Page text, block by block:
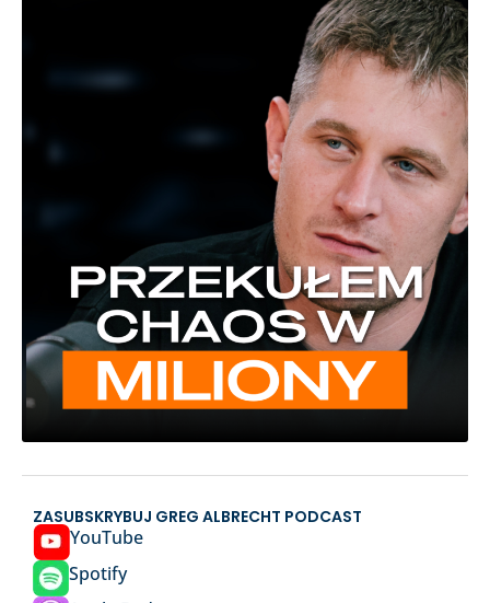
ZASUBSKRYBUJ GREG ALBRECHT PODCAST
YouTube
Spotify